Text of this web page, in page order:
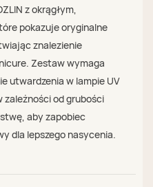
z okrągłym,
pokazuje oryginalne
znalezienie
Zestaw wymaga
utwardzenia w lampie UV
zależności od grubości
aby zapobiec
dla lepszego nasycenia.